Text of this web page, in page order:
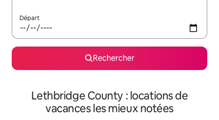
Départ
Rechercher
Lethbridge County : locations de
vacances les mieux notées